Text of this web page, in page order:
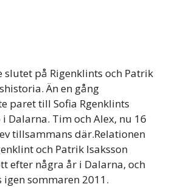
slutet på Rigenklints och Patrik
Än en gång
paret till Sofia Rgenklints
Dalarna. Tim och Alex, nu 16
tillsammans där.Relationen
och Patrik Isaksson
efter några år i Dalarna, och
sommaren 2011.